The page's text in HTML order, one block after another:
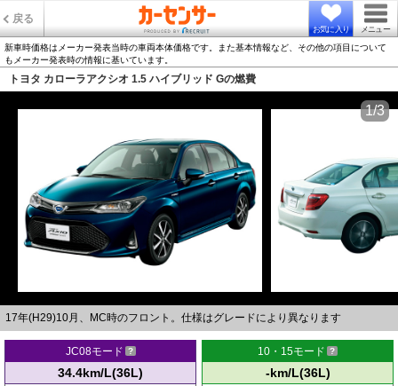
戻る
お気に入り メニュー
新車時価格はメーカー発表当時の車両本体価格です。また基本情報など、その他の項目について
もメーカー発表時の情報に基いています。
トヨタ カローラアクシオ 1.5 ハイブリッド Gの燃費
17年(H29)10月、MC時のフロント。仕様はグレードにより異なります
1/3
JC08モード
34.4km/L(36L)
10・15モード
-km/L(36L)